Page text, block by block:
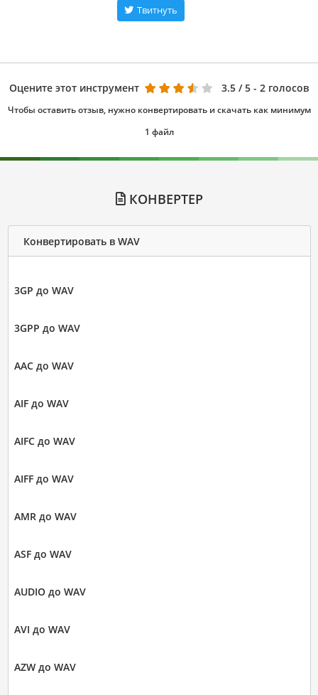
Твитнуть
Оцените этот инструмент 3.5 / 5 - 2 голосов
Чтобы оставить отзыв, нужно конвертировать и скачать как минимум
1 файл
КОНВЕРТЕР
Конвертировать в WAV
3GP до WAV
3GPP до WAV
AAC до WAV
AIF до WAV
AIFC до WAV
AIFF до WAV
AMR до WAV
ASF до WAV
AUDIO до WAV
AVI до WAV
AZW до WAV